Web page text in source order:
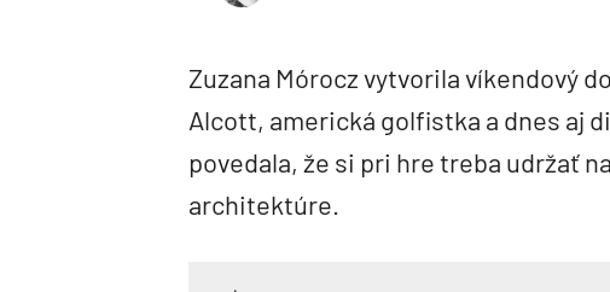
Zuzana Mórocz vytvorila víkendový
Alcott, americká golfistka a dnes aj
povedala, že si pri hre treba udržať
architektúre.